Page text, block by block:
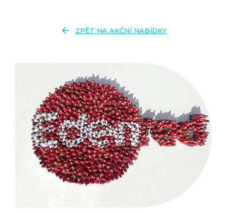
arrow_back ZPĚT NA AKČNÍ NABÍDKY